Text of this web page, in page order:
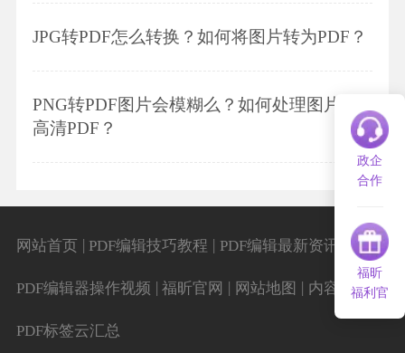
JPG转PDF怎么转换？如何将图片转为PDF？
PNG转PDF图片会模糊么？如何处理图片转
高清PDF？
政企
合作
福昕
福利官
网站首页 PDF编辑技巧教程 PDF编辑最新资讯
PDF编辑器操作视频 福昕官网 网站地图 内容导航 |
PDF标签云汇总